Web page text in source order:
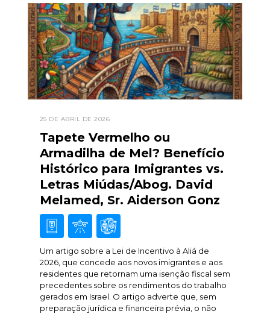
25 DE ABRIL DE 2026
Tapete Vermelho ou
Armadilha de Mel? Benefício
Histórico para Imigrantes vs.
Letras Miúdas/Abog. David
Melamed, Sr. Aiderson Gonz
Um artigo sobre a Lei de Incentivo à Aliá de
2026, que concede aos novos imigrantes e aos
residentes que retornam uma isenção fiscal sem
precedentes sobre os rendimentos do trabalho
gerados em Israel. O artigo adverte que, sem
preparação jurídica e financeira prévia, o não